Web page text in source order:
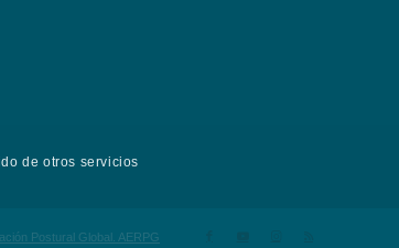
Postural Global. AERPG
de otros servicios